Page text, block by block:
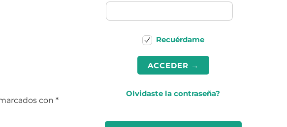
con *
Recuérdame
Olvidaste la contraseña?